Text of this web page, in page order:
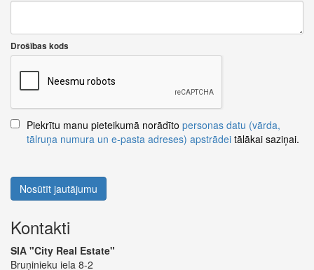
Drošības kods
Piekrītu manu pieteikumā norādīto personas datu (vārda,
tālruņa numura un e-pasta adreses) apstrādei tālākai saziņai.
Nosūtīt jautājumu
Kontakti
SIA "City Real Estate"
Bruņinieku iela 8-2